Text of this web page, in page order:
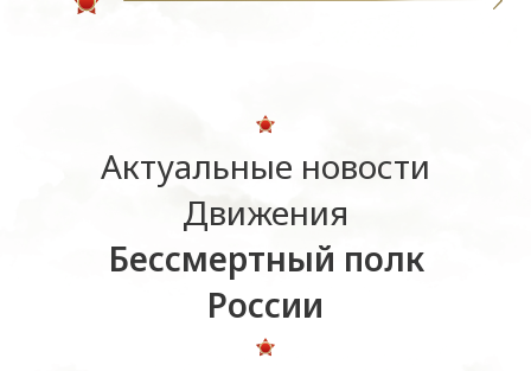
Актуальные новости
Движения
Бессмертный полк
России